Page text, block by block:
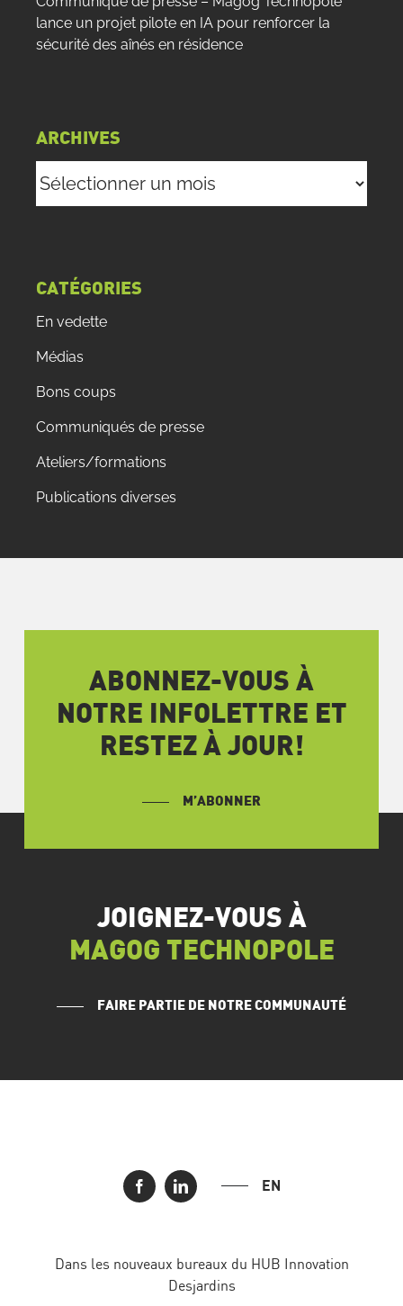
lance un projet pilote en IA pour renforcer la
sécurité des aînés en résidence
ARCHIVES
CATÉGORIES
En vedette
Médias
Bons coups
Communiqués de presse
Ateliers/formations
Publications diverses
ABONNEZ-VOUS À
NOTRE INFOLETTRE ET
RESTEZ À JOUR!
M’ABONNER
JOIGNEZ-VOUS À
MAGOG TECHNOPOLE
FAIRE PARTIE DE NOTRE COMMUNAUTÉ
EN
Dans les nouveaux bureaux du HUB Innovation
Desjardins